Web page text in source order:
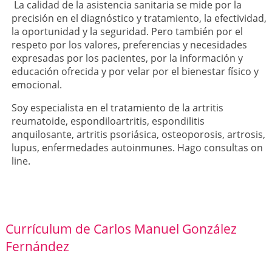
La calidad de la asistencia sanitaria se mide por la
precisión en el diagnóstico y tratamiento, la efectividad,
la oportunidad y la seguridad. Pero también por el
respeto por los valores, preferencias y necesidades
expresadas por los pacientes, por la información y
educación ofrecida y por velar por el bienestar físico y
emocional.
Soy especialista en el tratamiento de la artritis
reumatoide, espondiloartritis, espondilitis
anquilosante, artritis psoriásica, osteoporosis, artrosis,
lupus, enfermedades autoinmunes. Hago consultas on
line.
Currículum de Carlos Manuel González
Fernández